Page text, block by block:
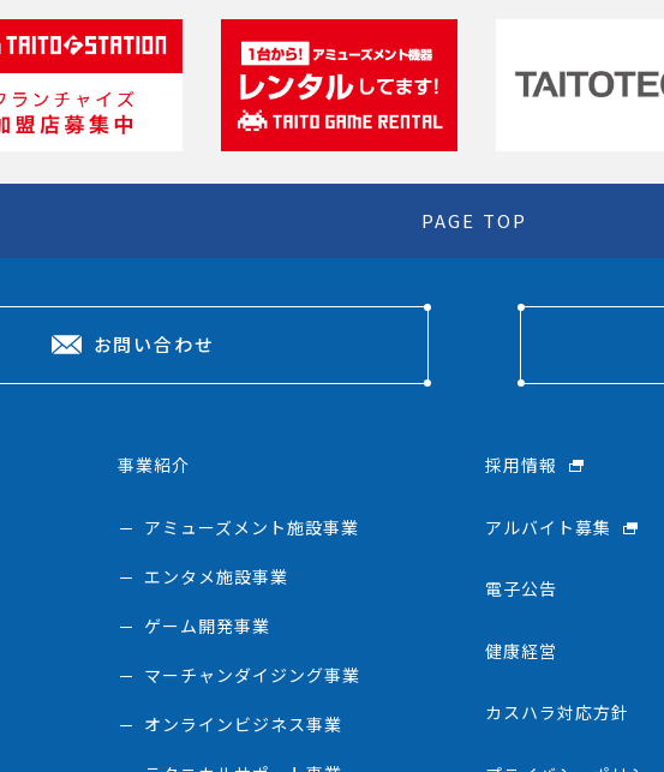
PAGE TOP
お問い合わせ
事業紹介
アミューズメント施設事業
エンタメ施設事業
ゲーム開発事業
マーチャンダイジング事業
オンラインビジネス事業
採用情報
アルバイト募集
電子公告
健康経営
カスハラ対応方針